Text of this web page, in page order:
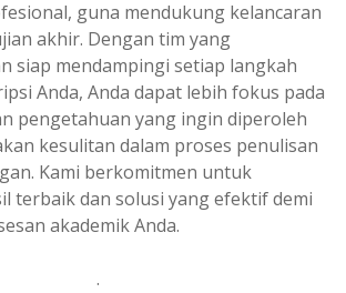
guna mendukung kelancaran
akhir. Dengan tim yang
siap mendampingi setiap langkah
Anda, Anda dapat lebih fokus pada
pengetahuan yang ingin diperoleh
kesulitan dalam proses penulisan
Kami berkomitmen untuk
terbaik dan solusi yang efektif demi
akademik Anda.
.